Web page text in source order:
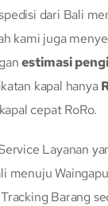
dari Bali
kami juga
estimasi
kapal hanya
cepat RoRo.
Layanan
menuju
Barang